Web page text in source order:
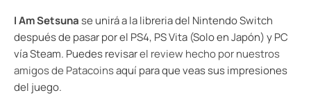
I Am Setsunase unirá a la libreria del Nintendo Switch
después de pasar por el PS4, PS Vita (Solo en Japón) y PC
vía Steam. Puedes revisarel review hecho por nuestros
amigos de Patacoinsaquí para que veas sus impresiones
del juego.